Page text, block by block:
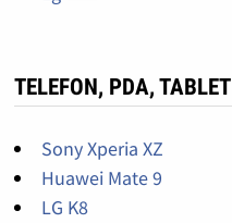
TELEFON, PDA, TABLET
Sony Xperia XZ
Huawei Mate 9
LG K8